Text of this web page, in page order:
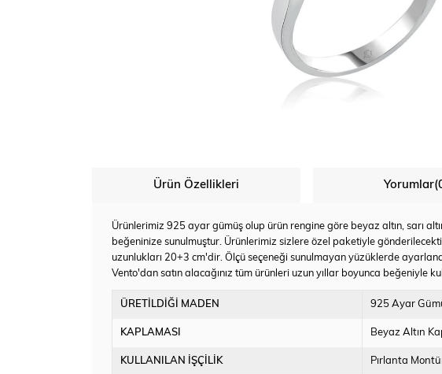
Ürün Özellikleri Yorumlar
Ürünlerimiz 925 ayar gümüş olup ürün rengine göre beyaz altın, sarı
beğeninize sunulmuştur. Ürünlerimiz sizlere özel paketiyle
uzunlukları 20+3 cm'dir. Ölçü seçeneği sunulmayan yüzüklerde
Vento'dan satın alacağınız tüm ürünleri uzun yıllar boyunca beğeniyle
ÜRETİLDİĞİ MADEN 925 Ayar
KAPLAMASI Beyaz Altın
KULLANILAN İŞÇİLİK Pırlanta